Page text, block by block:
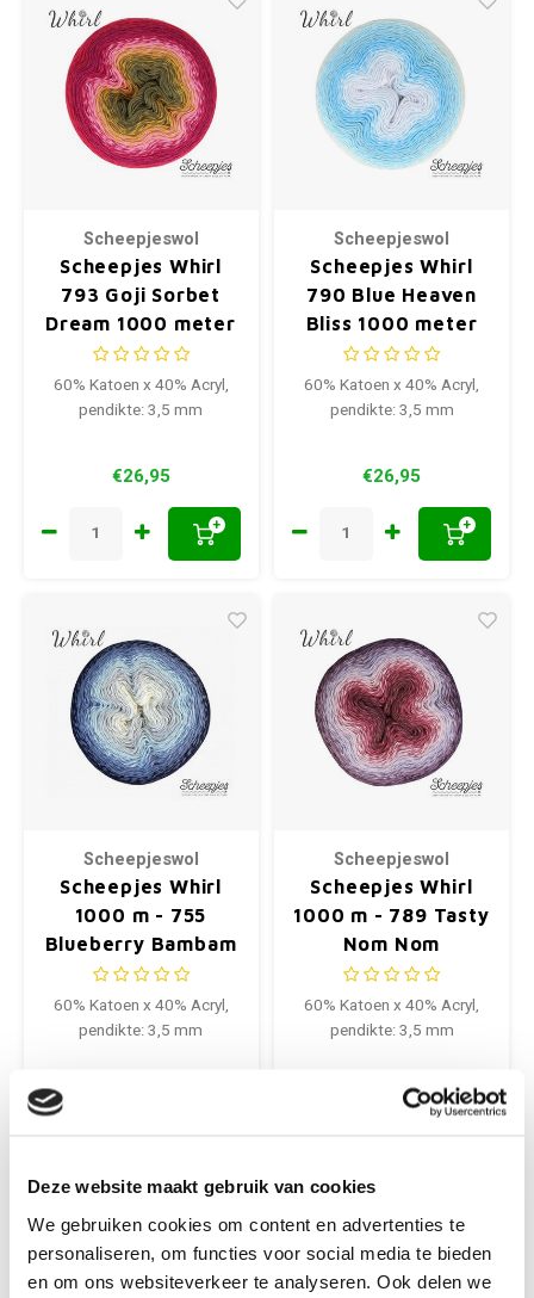
Deze website maakt gebruik van cookies
We gebruiken cookies om content en advertenties te
personaliseren, om functies voor social media te bieden
en om ons websiteverkeer te analyseren. Ook delen we
Scheepjeswol
Scheepjes Whirl
793 Goji Sorbet
Dream 1000 meter
60% Katoen x 40% Acryl,
pendikte: 3,5 mm
€26,95
+
Scheepjeswol
Scheepjes Whirl
790 Blue Heaven
Bliss 1000 meter
60% Katoen x 40% Acryl,
pendikte: 3,5 mm
€26,95
+
Scheepjeswol
Scheepjes Whirl
1000 m - 755
Blueberry Bambam
60% Katoen x 40% Acryl,
pendikte: 3,5 mm
Scheepjeswol
Scheepjes Whirl
1000 m - 789 Tasty
Nom Nom
60% Katoen x 40% Acryl,
pendikte: 3,5 mm
€26,95